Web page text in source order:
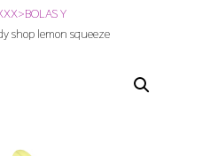
Y
shop lemon squeeze